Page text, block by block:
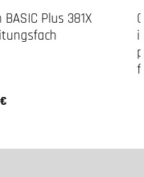
Plus 381X